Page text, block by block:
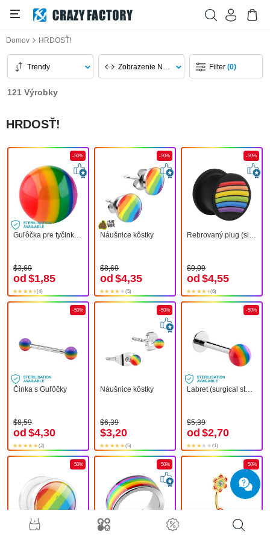
Domov HRDOSŤ!
Trendy Zobrazenie Na Stránku Filter(0)
121 Výrobky
HRDOSŤ!
-50%
Guľôčka pre tyčinky so závitom (akryl) s dúhovými farbami
$3,69
od $1,85
(4)
-50%
Náušnice kôstky
$8,69
od $4,35
(5)
-50%
Rebrovaný plug (silikón, čierna) s Motív dúha
$9,09
od $4,55
(6)
-50%
Činka s Guľôčky
$8,59
od $4,30
(2)
-50%
Náušnice kôstky
$6,39
$3,20
(5)
-50%
Labret (surgical steel, silver, shiny finish) s Guľôčka
$5,39
od $2,70
(1)
-50% -50% -50%